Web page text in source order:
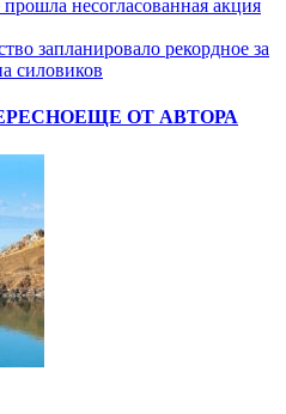
несогласованная акция
запланировало рекордное за
силовиков
ЕЩЕ ОТ АВТОРА